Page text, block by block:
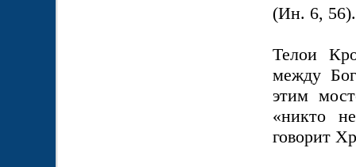
(Ин. 6,
Телои
между
этим
«никто
говорит